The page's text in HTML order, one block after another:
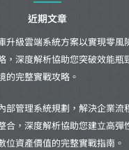
近期文章
升級雲端系統方案以實現零風
，深度解析協助您突破效能瓶
的完整實戰攻略。
部管理系統規劃，解決企業流
合，深度解析協助您建立高彈
位資產價值的完整實戰指南。